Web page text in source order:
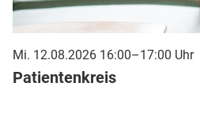
Mi. 12.08.2026 16:00–17:00 Uhr
Patientenkreis